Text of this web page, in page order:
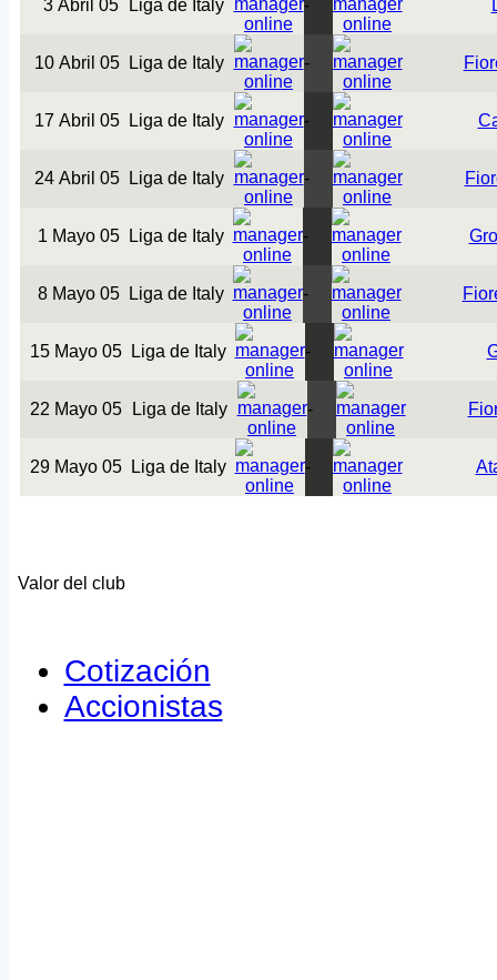
3 Abril 05 Liga de Italy -
10 Abril 05 Liga de Italy -
17 Abril 05 Liga de Italy -
24 Abril 05 Liga de Italy -
1 Mayo 05 Liga de Italy -
8 Mayo 05 Liga de Italy -
15 Mayo 05 Liga de Italy -
22 Mayo 05 Liga de Italy -
29 Mayo 05 Liga de Italy -
Valor del club
Cotización
Accionistas